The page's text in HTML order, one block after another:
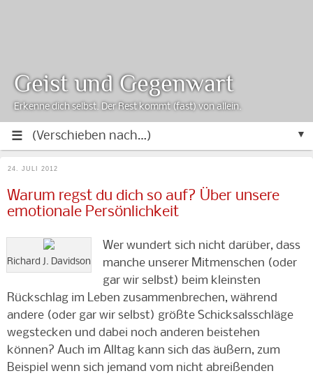
▼
Geist und Gegenwart
Erkenne dich selbst. Der Rest kommt (fast) von allein.
24. JULI 2012
Warum regst du dich so auf? Über unsere
emotionale Persönlichkeit
Richard J. Davidson
Wer wundert sich nicht darüber, dass
manche unserer Mitmenschen (oder
gar wir selbst) beim kleinsten
Rückschlag im Leben zusammenbrechen, während
andere (oder gar wir selbst) größte Schicksalsschläge
wegstecken und dabei noch anderen beistehen
können? Auch im Alltag kann sich das äußern, zum
Beispiel wenn sich jemand vom nicht abreißenden